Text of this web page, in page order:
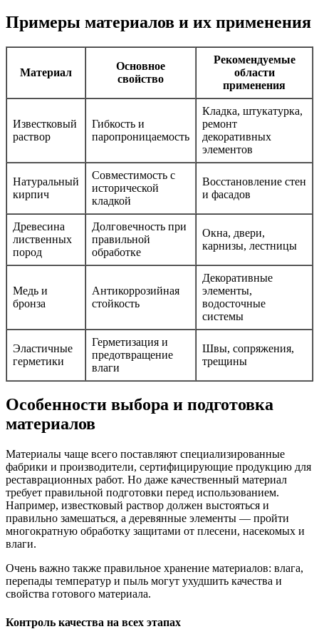
Примеры материалов и их применения
Материал
Основное
свойство
Рекомендуемые
области
применения
Известковый
раствор
Гибкость и
паропроницаемость
Кладка, штукатурка,
ремонт
декоративных
элементов
Натуральный
кирпич
Совместимость с
исторической
кладкой
Восстановление стен
и фасадов
Древесина
лиственных
пород
Долговечность при
правильной
обработке
Окна, двери,
карнизы, лестницы
Медь и
бронза
Антикоррозийная
стойкость
Декоративные
элементы,
водосточные
системы
Эластичные
герметики
Герметизация и
предотвращение
влаги
Швы, сопряжения,
трещины
Особенности выбора и подготовка
материалов
Материалы чаще всего поставляют специализированные
фабрики и производители, сертифицирующие продукцию для
реставрационных работ. Но даже качественный материал
требует правильной подготовки перед использованием.
Например, известковый раствор должен выстояться и
правильно замешаться, а деревянные элементы — пройти
многократную обработку защитами от плесени, насекомых и
влаги.
Очень важно также правильное хранение материалов: влага,
перепады температур и пыль могут ухудшить качества и
свойства готового материала.
Контроль качества на всех этапах